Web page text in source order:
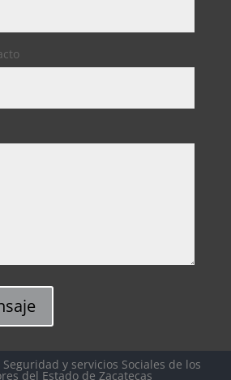
y servicios Sociales de los
del Estado de Zacatecas